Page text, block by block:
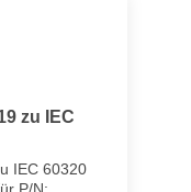
zu IEC
IEC 60320
P/N: